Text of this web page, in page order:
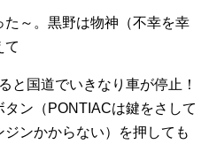
～。黒野は物神（不幸を幸
て
と国道でいきなり車が停止！
ン（PONTIACは鍵をさして
ンかからない）を押しても